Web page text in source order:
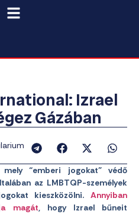
Izrael
Gázában
“emberi jogokat” védő
az LMBTQP-személyek
kieszközölni. Annyiban
magát, hogy Izrael bűneit